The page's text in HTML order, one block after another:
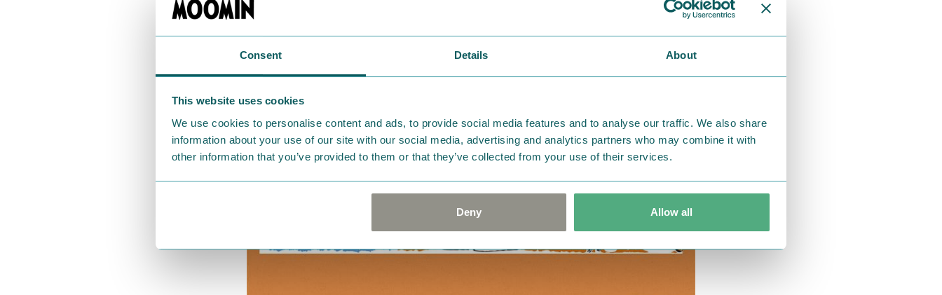
Consent Details About
This website uses cookies
We use cookies to personalise content and ads, to provide social media features and to analyse our traffic. We also share
information about your use of our site with our social media, advertising and analytics partners who may combine it with
other information that you’ve provided to them or that they’ve collected from your use of their services.
Deny Allow all